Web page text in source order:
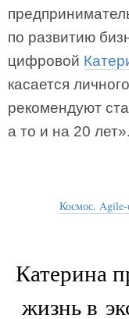
по развитию
цифровой
касается
рекомендуют
а то и на 20 лет».
Космос. Agile-
Катерина
жизнь в